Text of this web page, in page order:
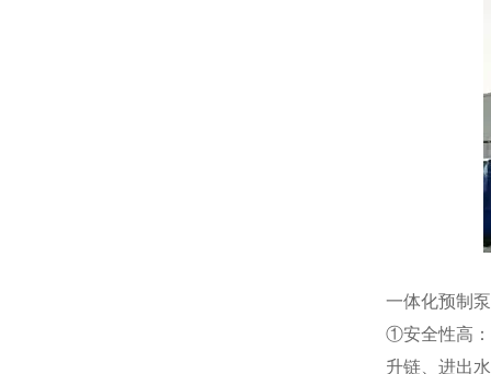
一体化预制
①安全性高：
升链、进出